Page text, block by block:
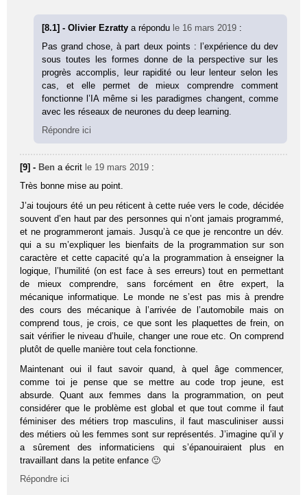
[8.1] - Olivier Ezrattya répondu le 16 mars 2019 :
Pas grand chose, à part deux points : l’expérience du dev
sous toutes les formes donne de la perspective sur les
progrès accomplis, leur rapidité ou leur lenteur selon les
cas, et elle permet de mieux comprendre comment
fonctionne l’IA même si les paradigmes changent, comme
avec les réseaux de neurones du deep learning.
Répondre ici
[9] - Ben a écrit le 19 mars 2019 :
Très bonne mise au point.
J’ai toujours été un peu réticent à cette ruée vers le code, décidée
souvent d’en haut par des personnes qui n’ont jamais programmé,
et ne programmeront jamais. Jusqu’à ce que je rencontre un dév.
qui a su m’expliquer les bienfaits de la programmation sur son
caractère et cette capacité qu’a la programmation à enseigner la
logique, l’humilité (on est face à ses erreurs) tout en permettant
de mieux comprendre, sans forcément en être expert, la
mécanique informatique. Le monde ne s’est pas mis à prendre
des cours des mécanique à l’arrivée de l’automobile mais on
comprend tous, je crois, ce que sont les plaquettes de frein, on
sait vérifier le niveau d’huile, changer une roue etc. On comprend
plutôt de quelle manière tout cela fonctionne.
Maintenant oui il faut savoir quand, à quel âge commencer,
comme toi je pense que se mettre au code trop jeune, est
absurde. Quant aux femmes dans la programmation, on peut
considérer que le problème est global et que tout comme il faut
féminiser des métiers trop masculins, il faut masculiniser aussi
des métiers où les femmes sont sur représentés. J’imagine qu’il y
a sûrement des informaticiens qui s’épanouiraient plus en
travaillant dans la petite enfance 🙂
Répondre ici